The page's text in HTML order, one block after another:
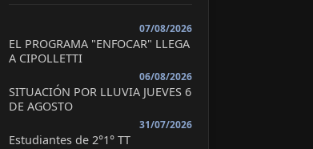
07/08/2026
EL PROGRAMA "ENFOCAR" LLEGA
A CIPOLLETTI
06/08/2026
SITUACIÓN POR LLUVIA JUEVES 6
DE AGOSTO
31/07/2026
Estudiantes de 2°1° TT